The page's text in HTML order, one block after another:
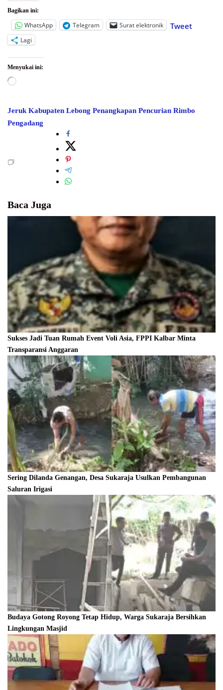
Bagikan ini:
WhatsApp Telegram Surat elektronik Tweet
Lagi
Menyukai ini:
Memuat...
Jeruk Kabupaten Lebong Penangkapan Pencurian Rimbo
Pengadang
Baca Juga
Sukses Jadi Tuan Rumah Event Voli Asia, FPPI Kalbar Minta
Transparansi Anggaran
Sering Dilanda Genangan, Desa Sukaraja Usulkan Pembangunan
Saluran Irigasi
Budaya Gotong Royong Tetap Hidup, Warga Sukaraja Bersihkan
Lingkungan Masjid